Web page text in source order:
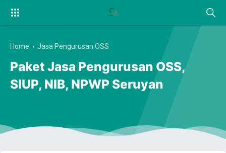
Home › Jasa Pengurusan OSS
Paket Jasa Pengurusan OSS,
SIUP, NIB, NPWP Seruyan